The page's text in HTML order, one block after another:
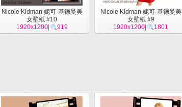
Nicole Kidman 妮可·基德曼美
女壁紙 #10
1920x1200| 919
Nicole Kidman 妮可·基德曼美
女壁紙 #9
1920x1200
1801